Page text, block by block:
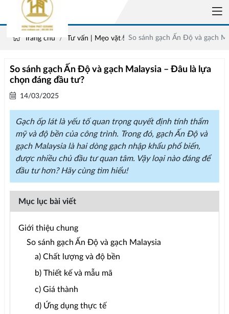
Trang chủ Tư vấn | Mẹo vặt ! So sánh gạch Ấn Độ và gạch
So sánh gạch Ấn Độ và gạch Malaysia – Đâu là lựa
chọn đáng đầu tư?
14/03/2025
Gạch ốp lát là yếu tố quan trọng quyết định tính thẩm
mỹ và độ bền của công trình. Trong đó, gạch Ấn Độ và
gạch Malaysia là hai dòng gạch nhập khẩu phổ biến,
được nhiều chủ đầu tư quan tâm. Vậy loại nào đáng để
đầu tư hơn? Hãy cùng tìm hiểu!
Mục lục bài viết
Giới thiệu chung
So sánh gạch Ấn Độ và gạch Malaysia
a) Chất lượng và độ bền
b) Thiết kế và mẫu mã
c) Giá thành
d) Ứng dụng thực tế